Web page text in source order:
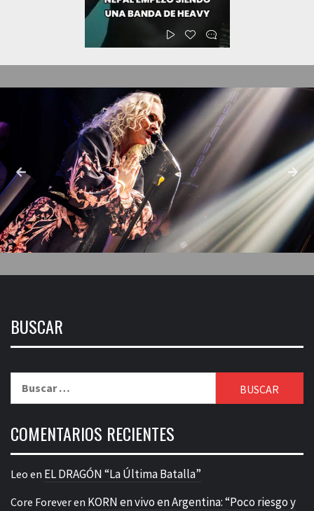
BUSCAR
COMENTARIOS RECIENTES
Leo en EL DRAGÓN “La Última Batalla”
Core Foreveren KORN en vivo en Argentina: “Poco riesgo y